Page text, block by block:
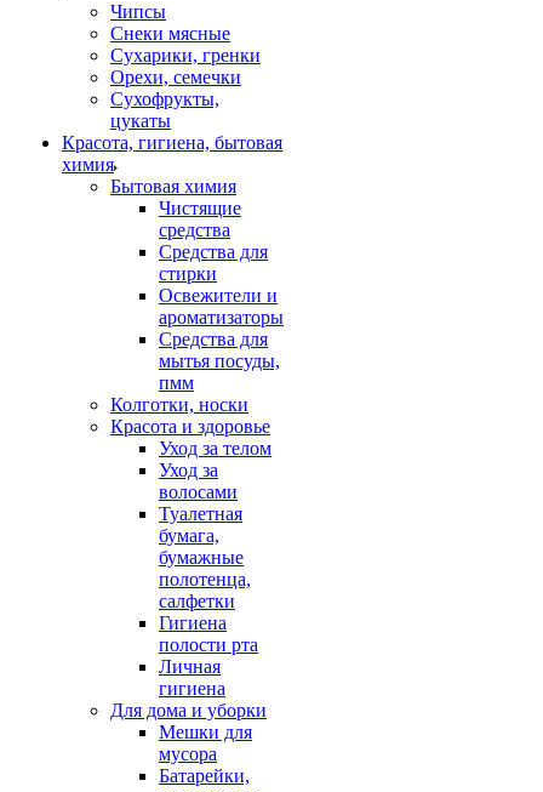
Чипсы
Снеки мясные
Сухарики, гренки
Орехи, семечки
Сухофрукты,
цукаты
Красота, гигиена, бытовая
химия
Бытовая химия
Чистящие
средства
Средства для
стирки
Освежители и
ароматизаторы
Средства для
мытья посуды,
пмм
Колготки, носки
Красота и здоровье
Уход за телом
Уход за
волосами
Туалетная
бумага,
бумажные
полотенца,
салфетки
Гигиена
полости рта
Личная
гигиена
Для дома и уборки
Мешки для
мусора
Батарейки,